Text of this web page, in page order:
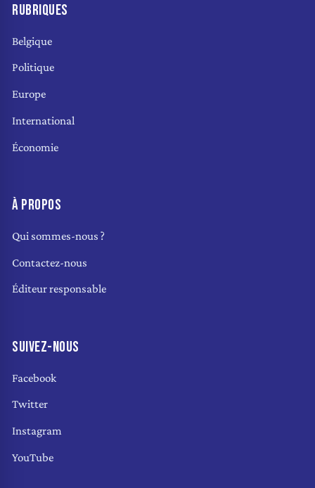
RUBRIQUES
Belgique
Politique
Europe
International
Économie
À PROPOS
Qui sommes-nous ?
Contactez-nous
Éditeur responsable
SUIVEZ-NOUS
Facebook
Twitter
Instagram
YouTube